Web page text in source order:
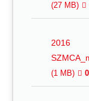
(27 MB)
2016
(1 MB) 0